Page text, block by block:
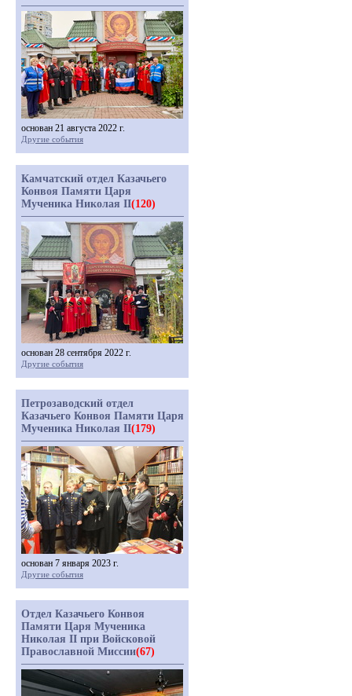
основан 21 августа 2022 г.
Другие события
Камчатский отдел Казачьего
Конвоя Памяти Царя
Мученика Николая II(120)
основан 28 сентября 2022 г.
Другие события
Петрозаводский отдел
Казачьего Конвоя Памяти Царя
Мученика Николая II(179)
основан 7 января 2023 г.
Другие события
Отдел Казачьего Конвоя
Памяти Царя Мученика
Николая II при Войсковой
Православной Миссии(67)